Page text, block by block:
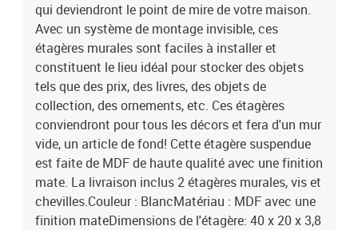
qui deviendront le point de mire de votre maison.
Avec un système de montage invisible, ces
étagères murales sont faciles à installer et
constituent le lieu idéal pour stocker des objets
tels que des prix, des livres, des objets de
collection, des ornements, etc. Ces étagères
conviendront pour tous les décors et fera d'un mur
vide, un article de fond! Cette étagère suspendue
est faite de MDF de haute qualité avec une finition
mate. La livraison inclus 2 étagères murales, vis et
chevilles.Couleur : BlancMatériau : MDF avec une
finition mateDimensions de l'étagère: 40 x 20 x 3,8